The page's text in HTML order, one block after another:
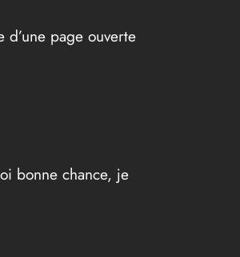
page ouverte
bonne chance, je